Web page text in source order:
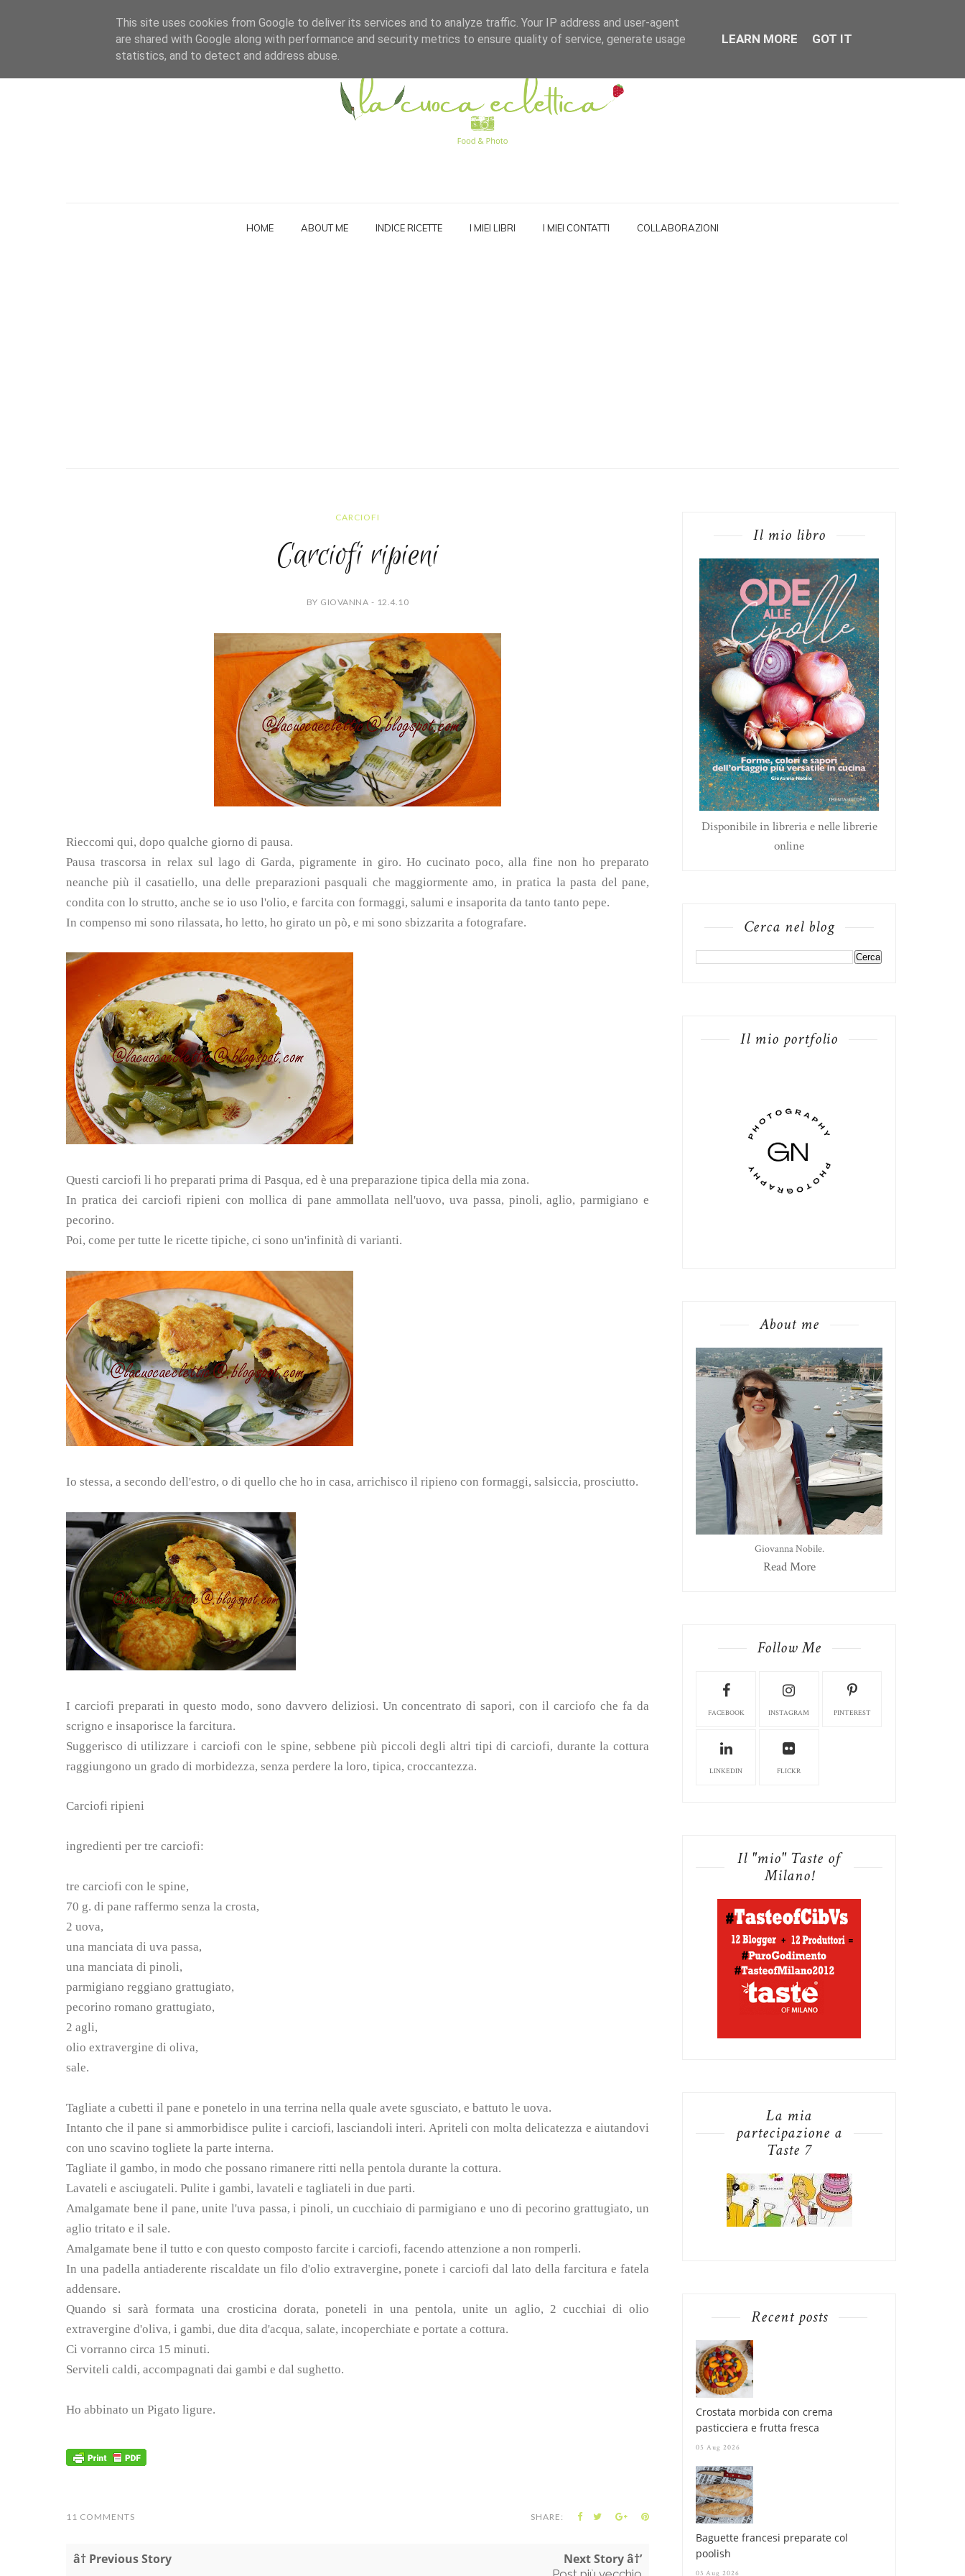
HOME ABOUT ME INDICE RICETTE I MIEI LIBRI I MIEI CONTATTI COLLABORAZIONI
CARCIOFI
Carciofi ripieni
BY GIOVANNA - 12.4.10
Rieccomi qui, dopo qualche giorno di pausa.
Pausa trascorsa in relax sul lago di Garda, pigramente in giro. Ho cucinato poco, alla fine non ho preparato
neanche più il casatiello, una delle preparazioni pasquali che maggiormente amo, in pratica la pasta del pane,
condita con lo strutto, anche se io uso l'olio, e farcita con formaggi, salumi e insaporita da tanto tanto pepe.
In compenso mi sono rilassata, ho letto, ho girato un pò, e mi sono sbizzarita a fotografare.
Questi carciofi li ho preparati prima di Pasqua, ed è una preparazione tipica della mia zona.
In pratica dei carciofi ripieni con mollica di pane ammollata nell'uovo, uva passa, pinoli, aglio, parmigiano e
pecorino.
Poi, come per tutte le ricette tipiche, ci sono un'infinità di varianti.
Io stessa, a secondo dell'estro, o di quello che ho in casa, arrichisco il ripieno con formaggi, salsiccia, prosciutto.
I carciofi preparati in questo modo, sono davvero deliziosi. Un concentrato di sapori, con il carciofo che fa da
scrigno e insaporisce la farcitura.
Suggerisco di utilizzare i carciofi con le spine, sebbene più piccoli degli altri tipi di carciofi, durante la cottura
raggiungono un grado di morbidezza, senza perdere la loro, tipica, croccantezza.
Carciofi ripieni
ingredienti per tre carciofi:
tre carciofi con le spine,
70 g. di pane raffermo senza la crosta,
2 uova,
una manciata di uva passa,
una manciata di pinoli,
parmigiano reggiano grattugiato,
pecorino romano grattugiato,
2 agli,
olio extravergine di oliva,
sale.
Tagliate a cubetti il pane e ponetelo in una terrina nella quale avete sgusciato, e battuto le uova.
Intanto che il pane si ammorbidisce pulite i carciofi, lasciandoli interi. Apriteli con molta delicatezza e aiutandovi
con uno scavino togliete la parte interna.
Tagliate il gambo, in modo che possano rimanere ritti nella pentola durante la cottura.
Lavateli e asciugateli. Pulite i gambi, lavateli e tagliateli in due parti.
Amalgamate bene il pane, unite l'uva passa, i pinoli, un cucchiaio di parmigiano e uno di pecorino grattugiato, un
aglio tritato e il sale.
Amalgamate bene il tutto e con questo composto farcite i carciofi, facendo attenzione a non romperli.
In una padella antiaderente riscaldate un filo d'olio extravergine, ponete i carciofi dal lato della farcitura e fatela
addensare.
Quando si sarà formata una crosticina dorata, poneteli in una pentola, unite un aglio, 2 cucchiai di olio
extravergine d'oliva, i gambi, due dita d'acqua, salate, incoperchiate e portate a cottura.
Ci vorranno circa 15 minuti.
Serviteli caldi, accompagnati dai gambi e dal sughetto.
Ho abbinato un Pigato ligure.
11 COMMENTS SHARE:
â† Previous Story Next Story â†’
Il mio libro
Disponibile in libreria e nelle librerie
online
Cerca nel blog
Il mio portfolio
About me
Giovanna Nobile.
Read More
Follow Me
FACEBOOK INSTAGRAM PINTEREST
LINKEDIN FLICKR
Il "mio" Taste of
Milano!
La mia
partecipazione a
Taste 7
Recent posts
Crostata morbida con crema
pasticciera e frutta fresca
05 Aug 2026
Baguette francesi preparate col
poolish
03 Aug 2026
This site uses cookies from Google to deliver its services and to analyze traffic. Your IP address and user-agent
are shared with Google along with performance and security metrics to ensure quality of service, generate usage
statistics, and to detect and address abuse.
LEARN MORE GOT IT